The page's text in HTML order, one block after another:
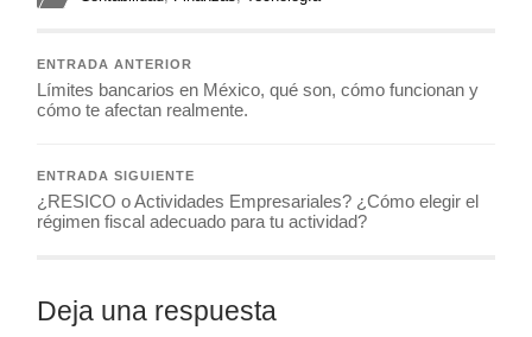
ENTRADA ANTERIOR
Límites bancarios en México, qué son, cómo funcionan y
cómo te afectan realmente.
ENTRADA SIGUIENTE
¿RESICO o Actividades Empresariales? ¿Cómo elegir el
régimen fiscal adecuado para tu actividad?
Deja una respuesta